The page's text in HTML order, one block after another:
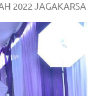
2022 JAGAKARSA